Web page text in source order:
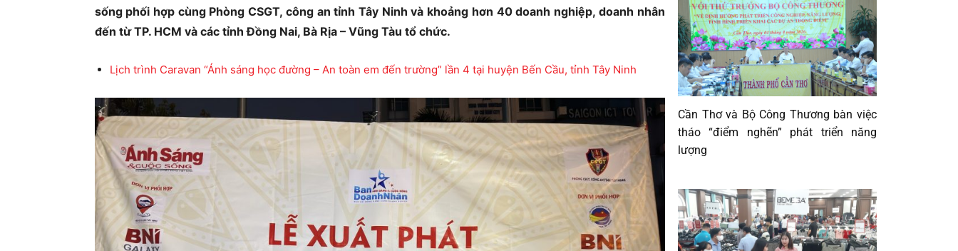
sống phối hợp cùng Phòng CSGT, công an tỉnh Tây Ninh và khoảng hơn 40 doanh nghiệp, doanh nhân
đến từ TP. HCM và các tỉnh Đồng Nai, Bà Rịa – Vũng Tàu tổ chức.
Lịch trình Caravan “Ánh sáng học đường – An toàn em đến trường” lần 4 tại huyện Bến Cầu, tỉnh Tây Ninh
Cần Thơ và Bộ Công Thương bàn việc
tháo “điểm nghẽn” phát triển năng
lượng